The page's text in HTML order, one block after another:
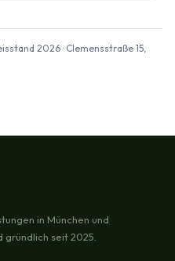
2026 · Clemensstraße 15,
in München und
gründlich seit 2025.